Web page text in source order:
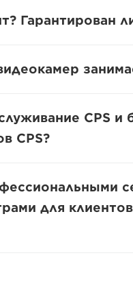
Гарантирован
CPS и
CPS?
для